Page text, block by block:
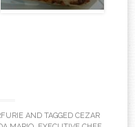
AND TAGGED CEZAR